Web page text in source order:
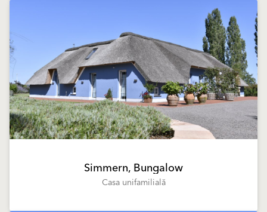
Simmern, Bungalow
Casa unifamilială